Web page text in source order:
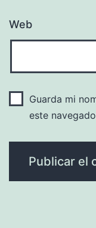
Web
Guarda mi
este